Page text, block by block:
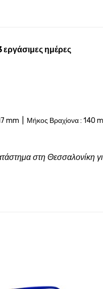
ημέρες
mm | Μήκος Βραχίονα : 140
στη